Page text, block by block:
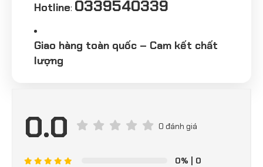
Hotline: 0339540339
Giao hàng toàn quốc – Cam kết chất
lượng
0.0 0 đánh giá
0% | 0